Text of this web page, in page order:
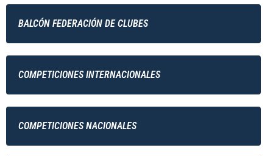
BALCÓN FEDERACIÓN DE CLUBES
COMPETICIONES INTERNACIONALES
COMPETICIONES NACIONALES